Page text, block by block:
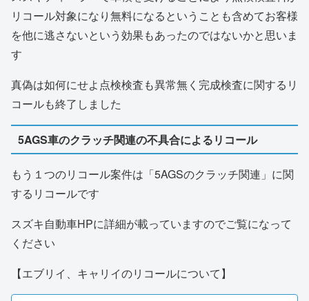
リコール対象になり無料になるということも含めてお客様
を他に逃さないという効果もあったのではないかと思いま
す
真偽は如何にせよ点検検査も異常無く完成検査に関するリ
コールも終了しました
5AGS車のクラッチ関連の不具合によるリコール
もう１つのリコール案件は「5AGSのクラッチ関連」に関
するリコールです
スズキ自動車HPに詳細が載っていますのでご覧になって
ください
【エブリイ、キャリイのリコールについて】